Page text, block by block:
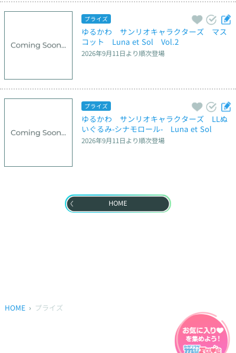
プライズ
ゆるかわ　サンリオキャラクターズ　マス
コット　Luna et Sol　Vol.2
2026年9月11日より順次登場
プライズ
ゆるかわ　サンリオキャラクターズ　LLぬ
いぐるみ‐シナモロール‐　Luna et Sol
2026年9月11日より順次登場
HOME
HOME プライズ